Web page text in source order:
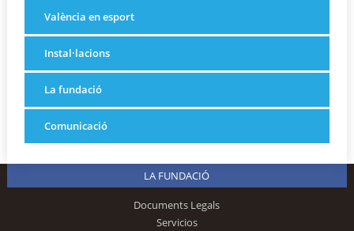
València en esport
Instal·lacions
La fundació
Comunicació
LA FUNDACIÓ
Documents Legals
Servicios